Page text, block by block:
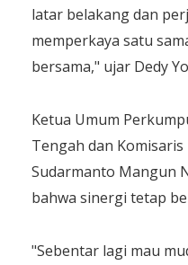
latar belakang dan
memperkaya satu
bersama," ujar Dedy
Ketua Umum
Tengah dan Komisaris
Sudarmanto Mangun
bahwa sinergi tetap
"Sebentar lagi mau